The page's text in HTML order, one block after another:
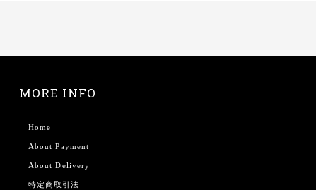
MORE INFO
Home
About Payment
About Delivery
特定商取引法